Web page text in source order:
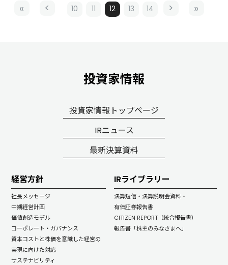
10 11 12 13 14
投資家情報
投資家情報トップページ
IRニュース
最新決算資料
経営方針
社長メッセージ
中期経営計画
価値創造モデル
コーポレート・ガバナンス
資本コストと株価を意識した経営の
実現に向けた対応
サステナビリティ
IRライブラリー
決算短信・決算説明会資料・
有価証券報告書
CITIZEN REPORT（統合報告書）
報告書「株主のみなさまへ」